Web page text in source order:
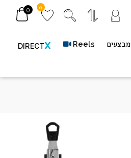
0
0
מבצעים Reels
DIRECTX